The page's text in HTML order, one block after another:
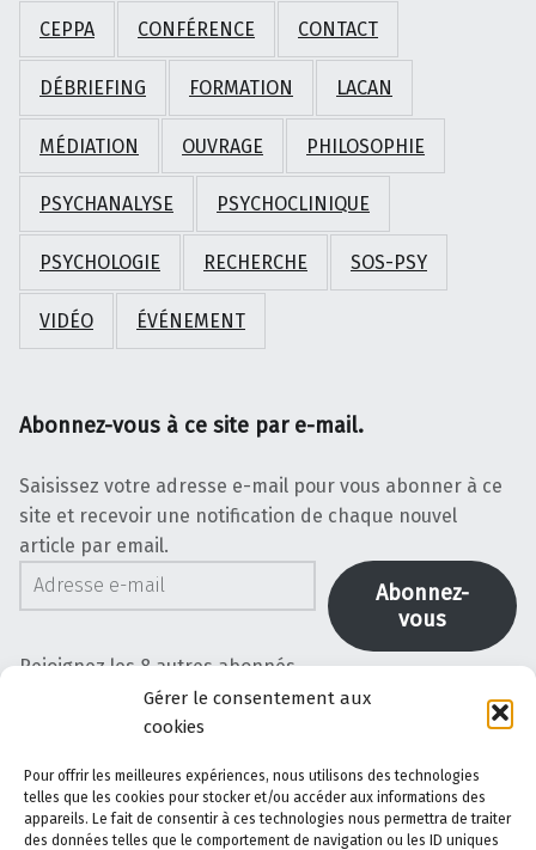
Gérer le consentement aux
cookies
Pour offrir les meilleures expériences, nous utilisons des technologies
telles que les cookies pour stocker et/ou accéder aux informations des
appareils. Le fait de consentir à ces technologies nous permettra de traiter
des données telles que le comportement de navigation ou les ID uniques
CEPPA CONFÉRENCE CONTACT
DÉBRIEFING FORMATION LACAN
MÉDIATION OUVRAGE PHILOSOPHIE
PSYCHANALYSE PSYCHOCLINIQUE
PSYCHOLOGIE RECHERCHE SOS-PSY
VIDÉO ÉVÉNEMENT
Abonnez-vous à ce site par e-mail.
Saisissez votre adresse e-mail pour vous abonner à ce
site et recevoir une notification de chaque nouvel
article par email.
Adresse e-mail
Abonnez-
vous
Rejoignez les 8 autres abonnés
Accédez au plan du site